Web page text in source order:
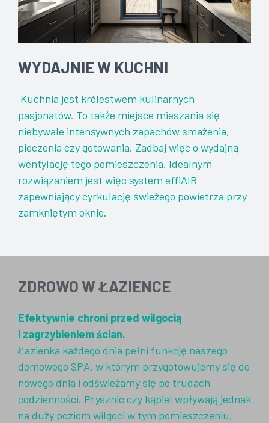
WYDAJNIE W KUCHNI
Kuchnia jest królestwem kulinarnych
pasjonatów. To także miejsce mieszania się
niebywale intensywnych zapachów smażenia,
pieczenia czy gotowania. Zadbaj więc o wydajną
wentylację tego pomieszczenia. Idealnym
rozwiązaniem jest więc system effiAIR
zapewniający cyrkulację świeżego powietrza przy
zamkniętym oknie.
ZDROWO W ŁAZIENCE
Efektywnie chroni przed wilgocią
i zagrzybieniem ścian.
Łazienka każdego dnia pełni funkcję naszego
domowego SPA, w którym przygotowujemy się do
nowego dnia i odświeżamy się po trudach
codzienności. Prysznic czy kąpiel wpływają jednak
na duży poziom wilgoci w tym pomieszczeniu,